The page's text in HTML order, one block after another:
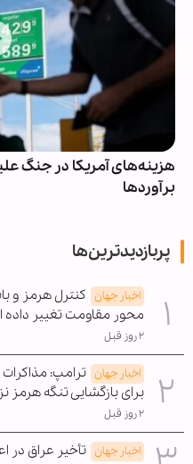
هزینه‌های آمریکا در جنگ
برآوردها
پربازدیدترین‌ها
اخبار جهان کنترل هرمز و
محور مقاومت تغییر
۲ روز قبل
اخبار جهان ترامپ:
برای بازگشایی تنگه هرمز
۲ روز قبل
اخبار جهان تأخیر عراق در